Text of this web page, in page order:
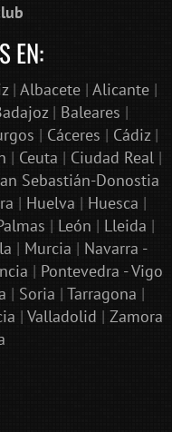
EN:
| Albacete| Alicante|
| Baleares |
| Cáceres | Cádiz|
| Ceuta | Ciudad Real|
Sebastián-Donostia
| Huelva | Huesca |
| León | Lleida |
| Murcia | Navarra -
| Pontevedra - Vigo
| Soria | Tarragona |
| Valladolid | Zamora